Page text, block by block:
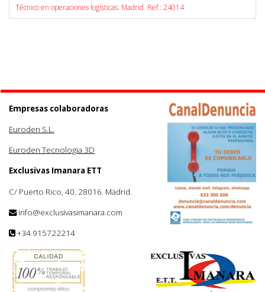
Técnico en operaciones logísticas. Madrid. Ref.: 24014
Empresas colaboradoras
Euroden S.L.
Euroden Tecnologia 3D
Exclusivas Imanara ETT
C/ Puerto Rico, 40. 28016. Madrid.
info@exclusivasimanara.com
+34 915722214